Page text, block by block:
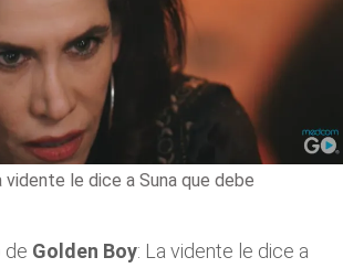
vidente le dice a Suna que debe
de Golden Boy: La vidente le dice a